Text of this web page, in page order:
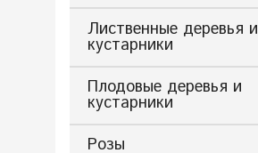
Лиственные деревья и
кустарники
Плодовые деревья и
кустарники
Розы